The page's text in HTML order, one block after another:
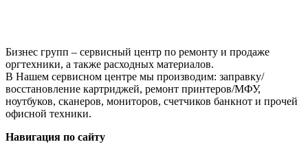
г,
банка
Бизнес групп – сервисный центр по ремонту и продаже
оргтехники, а также расходных материалов.
В Нашем сервисном центре мы производим: заправку/
восстановление картриджей, ремонт принтеров/МФУ,
ноутбуков, сканеров, мониторов, счетчиков банкнот и прочей
офисной техники.
Навигация по сайту